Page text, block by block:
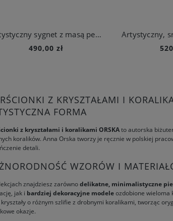
Artystyczny sygnet z masą perłową z kolekcji Parer
490,00 zł
Z KRYSZTAŁAMI I
FORMA
z kryształami i koralikami ORSKAto autorska
koralików. Anna Orska tworzy je ręcznie w polskiej
detali.
WZORÓW I
znajdziesz zarównodelikatne, minimalistyczne
jak i bardziej dekoracyjne modeleozdobione wieloma
kryształy o różnym szlifie z drobnymi koralikami, tworząc
okazje.